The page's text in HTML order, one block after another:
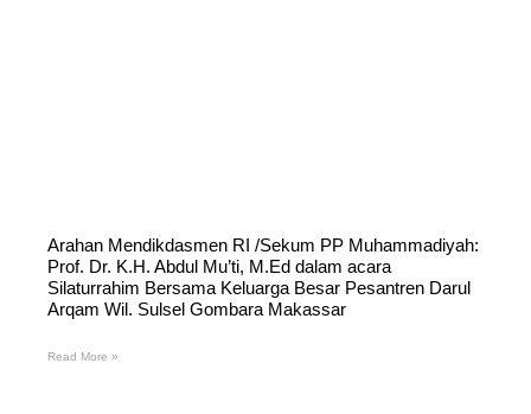
Arahan Mendikdasmen RI /Sekum PP Muhammadiyah:
Prof. Dr. K.H. Abdul Mu’ti, M.Ed dalam acara
Silaturrahim Bersama Keluarga Besar Pesantren Darul
Arqam Wil. Sulsel Gombara Makassar
Read More »